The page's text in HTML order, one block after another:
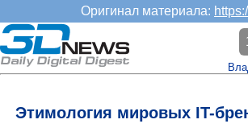
Оригинал материала:
Этимология мировых IT-